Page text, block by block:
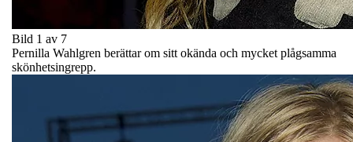
Bild 1 av 7
Pernilla Wahlgren berättar om sitt okända och mycket plågsamma
skönhetsingrepp.